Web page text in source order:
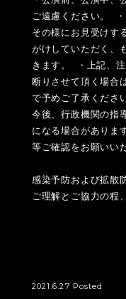
ご遠慮ください。
その様にお見受けす
がけしていただく、
きます。 ・上記、
断りさせて頂く場合
で予めご了承くださ
今後、行政機関の指
になる場合がありま
等ご確認をお願いい
感染予防および拡散
ご理解とご協力の程
2021.6.27 Posted